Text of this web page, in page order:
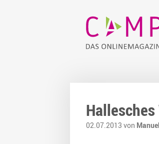
02.07.2013 von